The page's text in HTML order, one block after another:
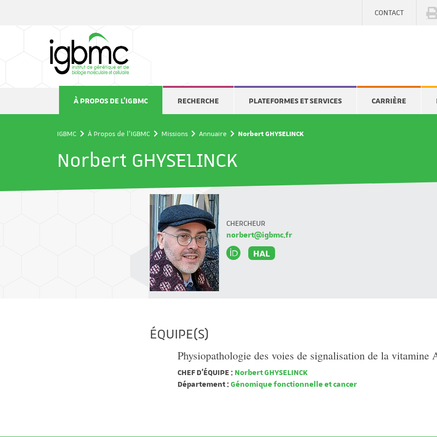
CONTACT
À PROPOS DE L'IGBMC RECHERCHE PLATEFORMES ET SERVICES CARRIÈRE
IGBMC À Propos de l'IGBMC Missions Annuaire Norbert GHYSELINCK
Norbert GHYSELINCK
CHERCHEUR
norbert@igbmc.fr
HAL
ÉQUIPE(S)
Physiopathologie des voies de signalisation de la vitamine
CHEF D'ÉQUIPE : Norbert GHYSELINCK
Département : Génomique fonctionnelle et cancer